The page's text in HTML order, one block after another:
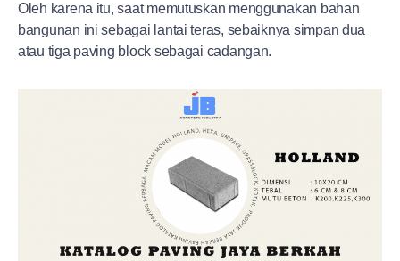
Oleh karena itu, saat memutuskan menggunakan bahan
bangunan ini sebagai lantai teras, sebaiknya simpan dua
atau tiga paving block sebagai cadangan.